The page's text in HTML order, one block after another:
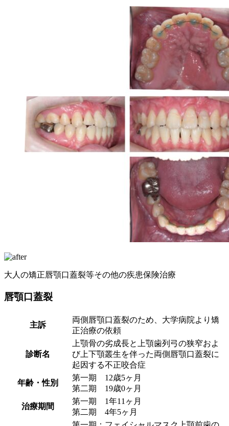
大人の矯正唇顎口蓋裂等その他の疾患保険治療
唇顎口蓋裂
主訴
両側唇顎口蓋裂のため、大学病院より矯
正治療の依頼
診断名
上顎骨の劣成長と上顎歯列弓の狭窄およ
び上下顎叢生を伴った両側唇顎口蓋裂に
起因する不正咬合症
年齢・性別
第一期 12歳5ヶ月
第二期 19歳0ヶ月
治療期間
第一期 1年11ヶ月
第二期 4年5ヶ月